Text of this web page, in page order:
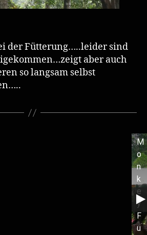
der Fütterung…..leider sind
aber auch
so langsam selbst
M
o
n
k
e
y
F
u